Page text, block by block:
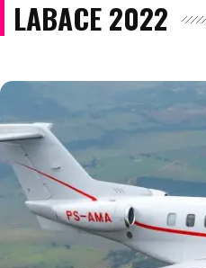
LABACE 2022